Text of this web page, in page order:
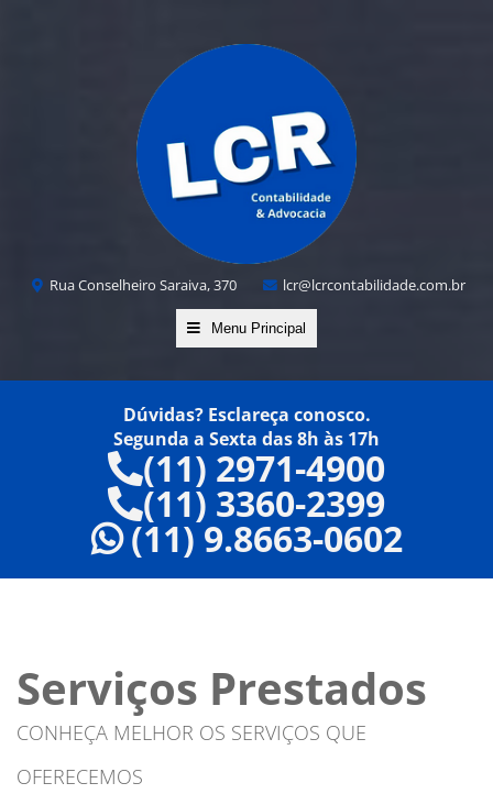
Rua Conselheiro Saraiva, 370 lcr@lcrcontabilidade.com.br
Menu Principal
Dúvidas? Esclareça conosco.
Segunda a Sexta das 8h às 17h
(11) 2971-4900
(11) 3360-2399
(11) 9.8663-0602
Serviços Prestados
CONHEÇA MELHOR OS SERVIÇOS QUE
OFERECEMOS